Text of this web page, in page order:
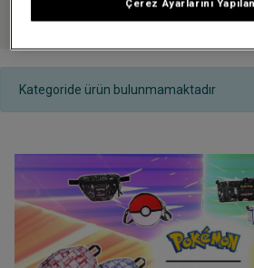
dört bir yanındaki
kalbini
Kategoride ürün bulunmamaktadır
Çerez Ayarlarını